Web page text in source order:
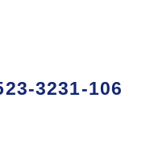
3231-106